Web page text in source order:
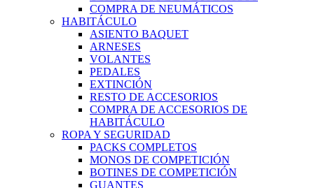
COMPRA DE NEUMÁTICOS
HABITÁCULO
ASIENTO BAQUET
ARNESES
VOLANTES
PEDALES
EXTINCIÓN
RESTO DE ACCESORIOS
COMPRA DE ACCESORIOS DE
HABITÁCULO
ROPA Y SEGURIDAD
PACKS COMPLETOS
MONOS DE COMPETICIÓN
BOTINES DE COMPETICIÓN
GUANTES